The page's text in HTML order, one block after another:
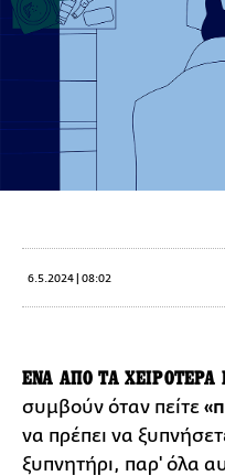
6.5.2024 | 08:02
ΕΝΑ ΑΠΟ ΤΑ
συμβούν όταν πείτε
να πρέπει να
ξυπνητήρι, παρ' όλα